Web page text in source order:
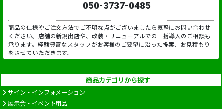
050-3737-0485
商品の仕様やご注文方法でご不明な点がございましたら気軽にお問い合わせ
ください。店舗の新規出店や、改装・リニューアルでの一括導入のご相談も
承ります。経験豊富なスタッフがお客様のご要望に沿った提案、お見積もり
をさせていただきます。
商品カテゴリから探す
サイン・インフォメーション
展示会・イベント用品